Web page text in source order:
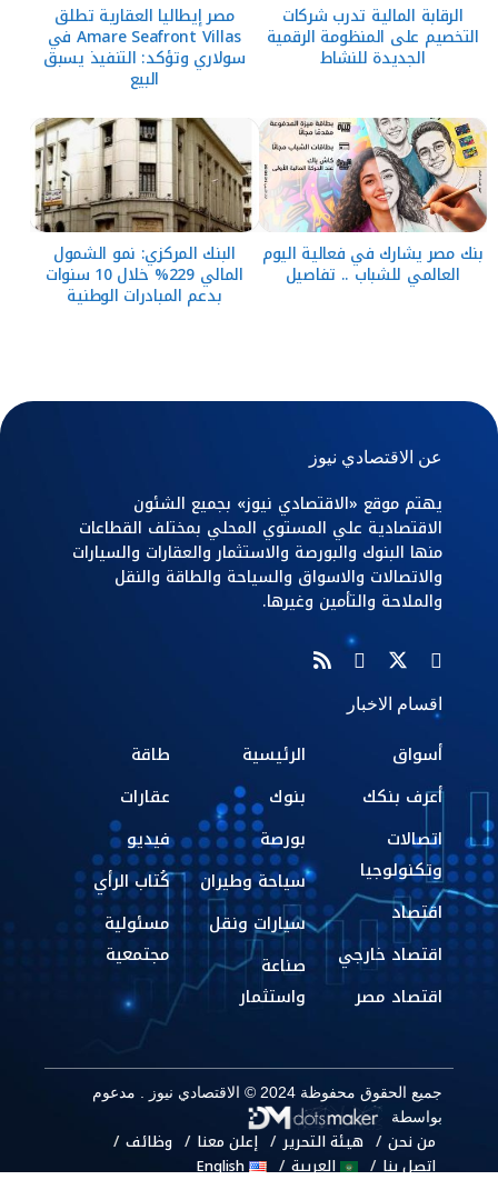
الرقابة المالية تدرب شركات
التخصيم على المنظومة الرقمية
الجديدة للنشاط
مصر إيطاليا العقارية تطلق
Amare Seafront Villas في
سولاري وتؤكد: التنفيذ يسبق
البيع
بنك مصر يشارك في فعالية اليوم
العالمي للشباب .. تفاصيل
البنك المركزي: نمو الشمول
المالي 229% خلال 10 سنوات
بدعم المبادرات الوطنية
عن الاقتصادي نيوز
يهتم موقع «الاقتصادي نيوز» بجميع الشئون
الاقتصادية علي المستوي المحلي بمختلف القطاعات
منها البنوك والبورصة والاستثمار والعقارات والسيارات
والاتصالات والاسواق والسياحة والطاقة والنقل
والملاحة والتأمين وغيرها.
اقسام الاخبار
أسواق
أعرف بنكك
اتصالات
وتكنولوجيا
اقتصاد
اقتصاد خارجي
اقتصاد مصر
الرئيسية
بنوك
بورصة
سياحة وطيران
سيارات ونقل
صناعة
واستثمار
طاقة
عقارات
فيديو
كُتاب الرأي
مسئولية
مجتمعية
جميع الحقوق محفوظة 2024 © الاقتصادي نيوز . مدعوم
بواسطة
من نحن هيئة التحرير إعلن معنا
وظائف
اتصل بنا
العربية English